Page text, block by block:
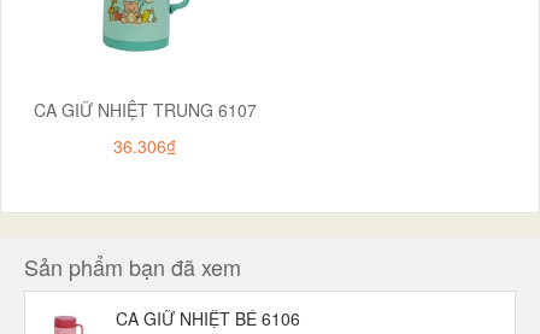
CA GIỮ NHIỆT TRUNG 6107
36.306₫
Sản phẩm bạn đã xem
CA GIỮ NHIỆT BÉ 6106